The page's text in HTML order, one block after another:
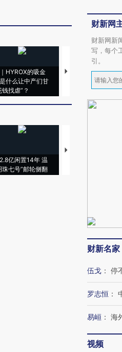
HYROX的吸金
什么让中产们甘
钱找虐”？
马航飞行员跨国走
粒摇头丸 尿检体内
亿闲置14年 温
珠七号”邮轮侧翻
特朗普出席葬礼疑似
财新网
财新网新
写，每个
引。
财新名家
伍戈 ： 停
罗志恒 ：
易峘 ： 海
视频